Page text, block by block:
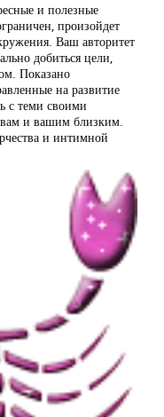
и полезные
произойдет
Ваш авторитет
добиться цели,
Показано
на развитие
с теми своими
и вашим близким.
и интимной